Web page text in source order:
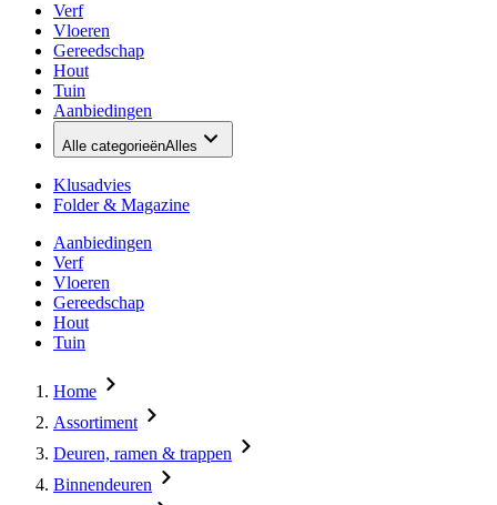
Verf
Vloeren
Gereedschap
Hout
Tuin
Aanbiedingen
Alle categorieënAlles
Klusadvies
Folder & Magazine
Aanbiedingen
Verf
Vloeren
Gereedschap
Hout
Tuin
Home
Assortiment
Deuren, ramen & trappen
Binnendeuren